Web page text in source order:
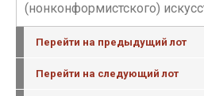
(нонконформистского)
Перейти на предыдущий лот
Перейти на следующий лот